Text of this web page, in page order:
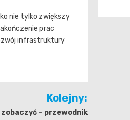
nie tylko zwiększy
prac
infrastruktury
Kolejny:
– przewodnik